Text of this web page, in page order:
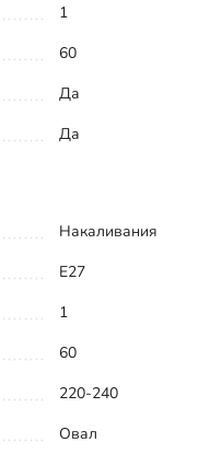
1
60
Да
Да
Накаливания
E27
1
60
220-240
Овал